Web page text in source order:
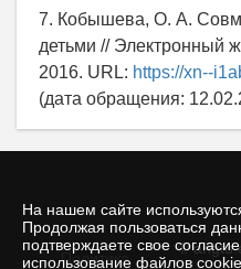
На нашем сайте
Продолжая пользоваться
подтверждаете свое
использование файлов
7. Кобышева, О. А.
детьми // Электронный
2016. URL: https://xn--
(дата обращения:
©
Политика